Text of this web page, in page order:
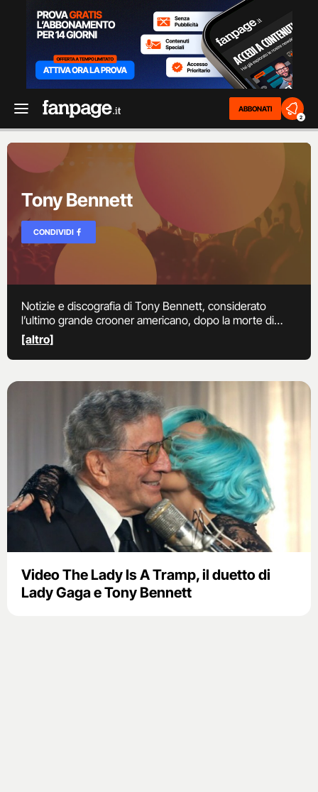
ABBONATI
2
Tony Bennett
CONDIVIDI
Notizie e discografia di Tony Bennett, considerato
l’ultimo grande crooner americano, dopo la morte di
Dean Martin, Frank Sinatra e Perry Como. nella sua
carriera ha vinto 19 Grammy Awards.
[altro]
Video The Lady Is A Tramp, il duetto di
Lady Gaga e Tony Bennett